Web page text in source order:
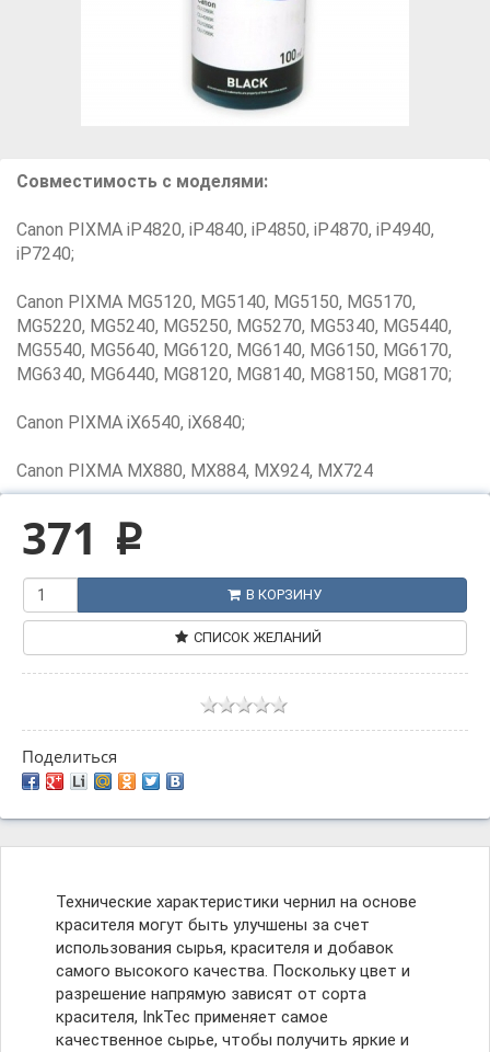
Совместимость с моделями:
Canon PIXMA iP4820, iP4840, iP4850, iP4870, iP4940,
iP7240;
Canon PIXMA MG5120, MG5140, MG5150, MG5170,
MG5220, MG5240, MG5250, MG5270, MG5340, MG5440,
MG5540, MG5640, MG6120, MG6140, MG6150, MG6170,
MG6340, MG6440, MG8120, MG8140, MG8150, MG8170;
Canon PIXMA iX6540, iX6840;
Canon PIXMA MX880, MX884, MX924, MX724
371 p
В КОРЗИНУ
СПИСОК ЖЕЛАНИЙ
Поделиться
Технические характеристики чернил на основе
красителя могут быть улучшены за счет
использования сырья, красителя и добавок
самого высокого качества. Поскольку цвет и
разрешение напрямую зависят от сорта
красителя, InkTec применяет самое
качественное сырье, чтобы получить яркие и